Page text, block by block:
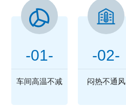
-01-
车间高温不减
-02-
闷热不通风